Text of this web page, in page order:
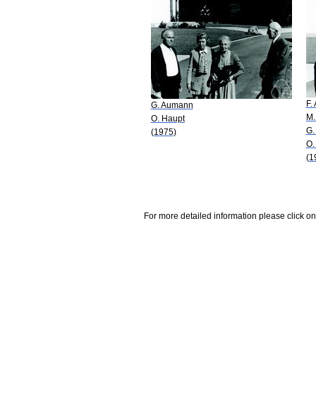
G. Aumann
O. Haupt
(1975)
F.
For more detailed information please click